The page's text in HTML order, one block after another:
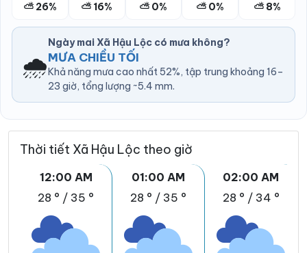
⛅ 26% ⛅ 16% ⛅ 0% ⛅ 0% ⛅ 8%
🌧️
Ngày mai Xã Hậu Lộc có mưa không?
MƯA CHIỀU TỐI
Khả năng mưa cao nhất 52%, tập trung khoảng 16–
23 giờ, tổng lượng ~5.4 mm.
Thời tiết Xã Hậu Lộc theo giờ
12:00 AM
28 ° / 35 °
01:00 AM
28 ° / 35 °
02:00 AM
28 ° / 34 °